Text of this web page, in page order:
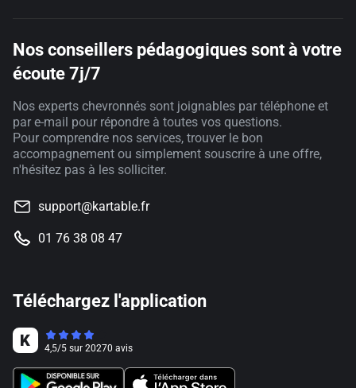
Nos conseillers pédagogiques sont à votre
écoute 7j/7
Nos experts chevronnés sont joignables par téléphone et
par e-mail pour répondre à toutes vos questions.
Pour comprendre nos services, trouver le bon
accompagnement ou simplement souscrire à une offre,
n'hésitez pas à les solliciter.
support@kartable.fr
01 76 38 08 47
Téléchargez l'application
4,5/5 sur 20270 avis